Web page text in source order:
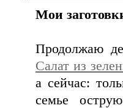
Мои
Продолжаю
Салат из
а сейчас:
семье